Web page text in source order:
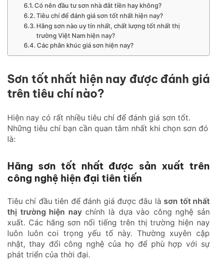
Có nên đầu tư sơn nhà đắt tiền hay không?
Tiêu chí để đánh giá sơn tốt nhất hiện nay?
Hãng sơn nào uy tín nhất, chất lượng tốt nhất thị
trường Việt Nam hiện nay?
Các phân khúc giá sơn hiện nay?
Sơn tốt nhất hiện nay được đánh giá
trên tiêu chí nào?
Hiện nay có rất nhiều tiêu chí để đánh giá sơn tốt.
Những tiêu chí bạn cần quan tâm nhất khi chọn sơn đó
là:
Hãng sơn tốt nhất được sản xuất trên
công nghệ hiện đại tiên tiến
Tiêu chí đầu tiên để đánh giá được đâu là sơn tốt nhất
thị trường hiện naychính là dựa vào công nghệ sản
xuất. Các hãng sơn nổi tiếng trên thị trường hiện nay
luôn luôn coi trọng yếu tố này. Thường xuyên cập
nhật, thay đổi công nghệ của họ để phù hợp với sự
phát triển của thời đại.